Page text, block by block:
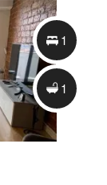
1
1